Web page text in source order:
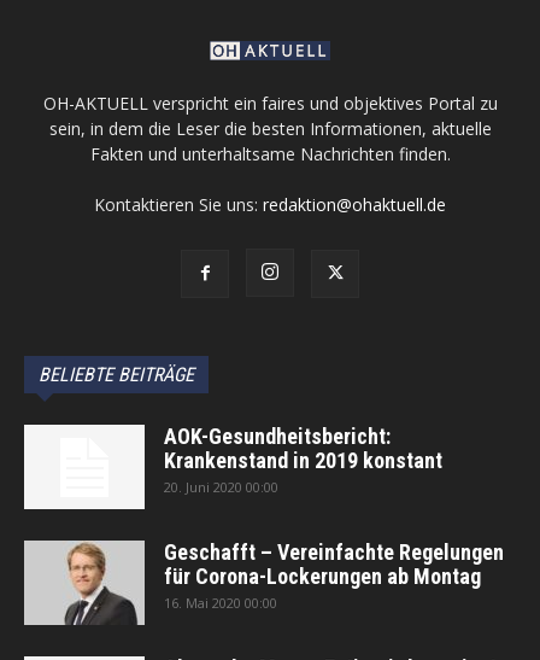
OH-AKTUELL verspricht ein faires und objektives Portal zu
sein, in dem die Leser die besten Informationen, aktuelle
Fakten und unterhaltsame Nachrichten finden.
Kontaktieren Sie uns: redaktion@ohaktuell.de
BELIEBTE BEITRÄGE
AOK-Gesundheitsbericht:
Krankenstand in 2019 konstant
20. Juni 2020 00:00
Geschafft – Vereinfachte Regelungen
für Corona-Lockerungen ab Montag
16. Mai 2020 00:00